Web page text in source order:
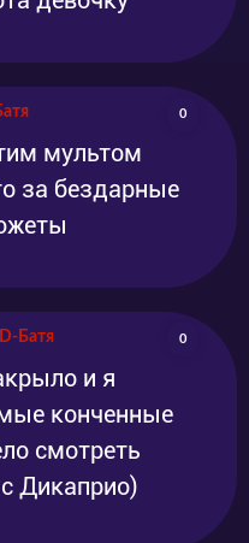
0
мультом
за бездарные
Батя 0
и я
конченные
смотреть
Дикаприо)